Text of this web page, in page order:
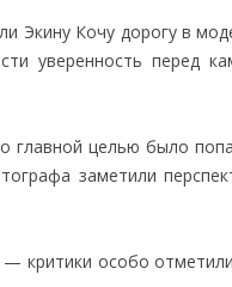
Экину Кочу дорогу в
уверенность перед
главной целью было
заметили
критики особо